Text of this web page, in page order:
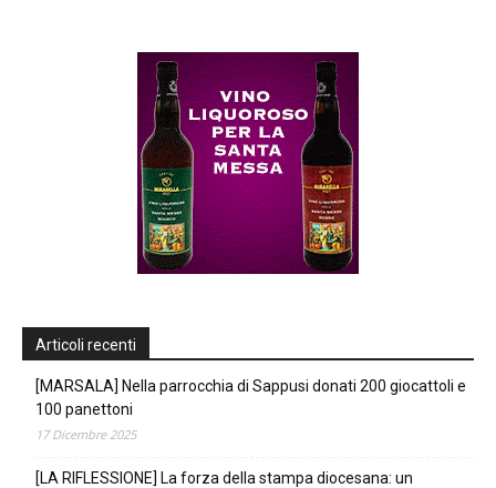
Articoli recenti
[MARSALA] Nella parrocchia di Sappusi donati 200 giocattoli e
100 panettoni
17 Dicembre 2025
[LA RIFLESSIONE] La forza della stampa diocesana: un